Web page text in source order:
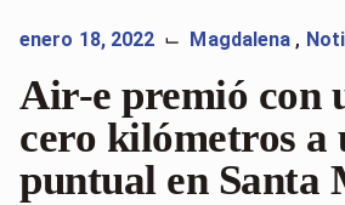
enero 18, 2022 ⌙ Magdalena ,
Air-e premió con
cero kilómetros a
puntual en Santa